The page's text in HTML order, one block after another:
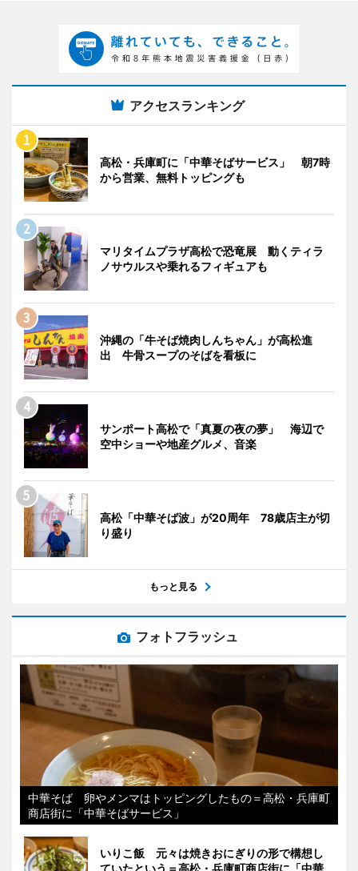
アクセスランキング
高松・兵庫町に「中華そばサービス」 朝7時
から営業、無料トッピングも
マリタイムプラザ高松で恐竜展 動くティラ
ノサウルスや乗れるフィギュアも
沖縄の「牛そば焼肉しんちゃん」が高松進
出 牛骨スープのそばを看板に
サンポート高松で「真夏の夜の夢」 海辺で
空中ショーや地産グルメ、音楽
高松「中華そば波」が20周年 78歳店主が切
り盛り
もっと見る
フォトフラッシュ
中華そば 卵やメンマはトッピングしたもの＝高松・兵庫町
商店街に「中華そばサービス」
いりこ飯 元々は焼きおにぎりの形で構想し
ていたという＝高松・兵庫町商店街に「中華